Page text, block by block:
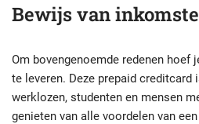
Bewijs van
Om bovengenoemde redenen hoef
te leveren. Deze prepaid
werklozen, studenten en mensen
genieten van alle voordelen van